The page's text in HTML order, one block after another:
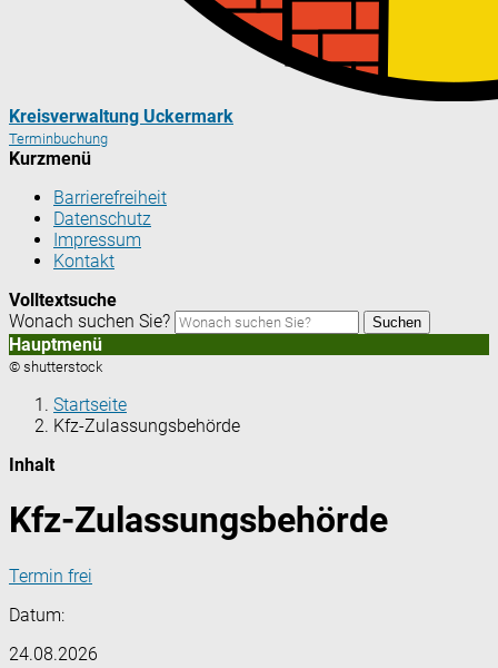
Kreisverwaltung Uckermark
Terminbuchung
Kurzmenü
Barrierefreiheit
Datenschutz
Impressum
Kontakt
Volltextsuche
Wonach suchen Sie?
Suchen
Hauptmenü
© shutterstock
Startseite
Kfz-Zulassungsbehörde
Inhalt
Kfz-Zulassungsbehörde
Termin frei
Datum:
24.08.2026